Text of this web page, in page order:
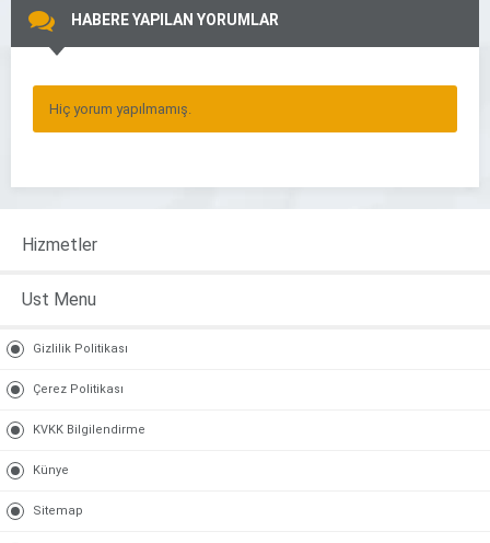
HABERE YAPILAN YORUMLAR
Hiç yorum yapılmamış.
Hizmetler
Ust Menu
Gizlilik Politikası
Çerez Politikası
KVKK Bilgilendirme
Künye
Sitemap